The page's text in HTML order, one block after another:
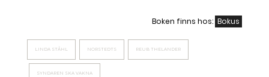
Boken finns hos: Bokus
LINDA STÅHL NORSTEDTS REUB THELANDER
SYNDAREN SKA VAKNA